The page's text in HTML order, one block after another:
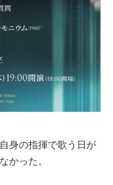
身の指揮で歌う日が
かった。